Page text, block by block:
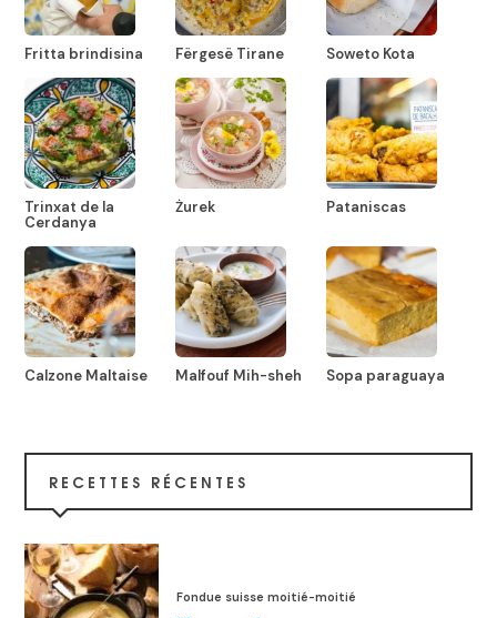
Fritta brindisina Fërgesë Tirane Soweto Kota
Trinxat de la
Cerdanya
Żurek Pataniscas
Calzone Maltaise Malfouf Mih-sheh Sopa paraguaya
RECETTES RÉCENTES
Fondue suisse moitié-moitié